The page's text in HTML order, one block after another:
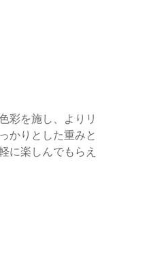
彩を施し、よりリ
かりとした重みと
に楽しんでもらえ